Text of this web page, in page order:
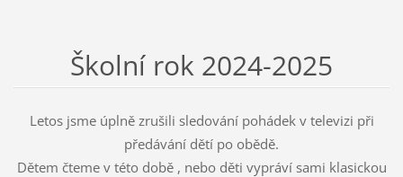
Školní rok 2024-2025
Letos jsme úplně zrušili sledování pohádek v televizi při
předávání dětí po obědě.
Dětem čteme v této době , nebo děti vypráví sami klasickou